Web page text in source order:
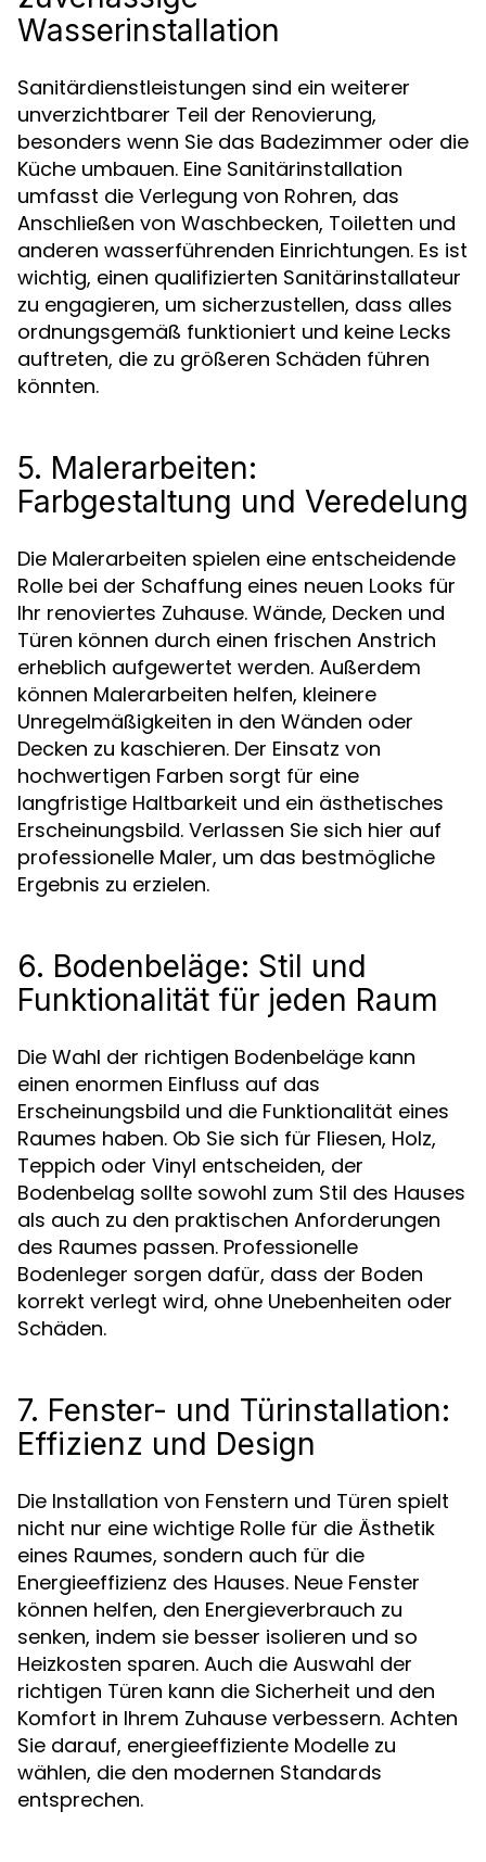
Wasserinstallation
Sanitärdienstleistungen sind ein weiterer
unverzichtbarer Teil der Renovierung,
besonders wenn Sie das Badezimmer oder die
Küche umbauen. Eine Sanitärinstallation
umfasst die Verlegung von Rohren, das
Anschließen von Waschbecken, Toiletten und
anderen wasserführenden Einrichtungen. Es ist
wichtig, einen qualifizierten Sanitärinstallateur
zu engagieren, um sicherzustellen, dass alles
ordnungsgemäß funktioniert und keine Lecks
auftreten, die zu größeren Schäden führen
könnten.
5. Malerarbeiten:
Farbgestaltung und Veredelung
Die Malerarbeiten spielen eine entscheidende
Rolle bei der Schaffung eines neuen Looks für
Ihr renoviertes Zuhause. Wände, Decken und
Türen können durch einen frischen Anstrich
erheblich aufgewertet werden. Außerdem
können Malerarbeiten helfen, kleinere
Unregelmäßigkeiten in den Wänden oder
Decken zu kaschieren. Der Einsatz von
hochwertigen Farben sorgt für eine
langfristige Haltbarkeit und ein ästhetisches
Erscheinungsbild. Verlassen Sie sich hier auf
professionelle Maler, um das bestmögliche
Ergebnis zu erzielen.
6. Bodenbeläge: Stil und
Funktionalität für jeden Raum
Die Wahl der richtigen Bodenbeläge kann
einen enormen Einfluss auf das
Erscheinungsbild und die Funktionalität eines
Raumes haben. Ob Sie sich für Fliesen, Holz,
Teppich oder Vinyl entscheiden, der
Bodenbelag sollte sowohl zum Stil des Hauses
als auch zu den praktischen Anforderungen
des Raumes passen. Professionelle
Bodenleger sorgen dafür, dass der Boden
korrekt verlegt wird, ohne Unebenheiten oder
Schäden.
7. Fenster- und Türinstallation:
Effizienz und Design
Die Installation von Fenstern und Türen spielt
nicht nur eine wichtige Rolle für die Ästhetik
eines Raumes, sondern auch für die
Energieeffizienz des Hauses. Neue Fenster
können helfen, den Energieverbrauch zu
senken, indem sie besser isolieren und so
Heizkosten sparen. Auch die Auswahl der
richtigen Türen kann die Sicherheit und den
Komfort in Ihrem Zuhause verbessern. Achten
Sie darauf, energieeffiziente Modelle zu
wählen, die den modernen Standards
entsprechen.